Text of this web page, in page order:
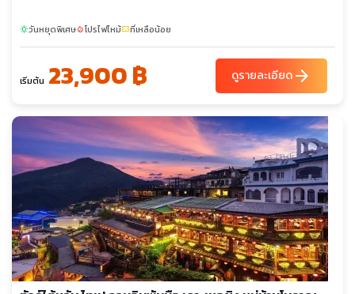
sunnyวันหยุดพิเศษlocal_fire_departmentโปรไฟไหม้confirmation_numberที่เหลือน้อย
เริ่มต้น 23,900 ฿ ดูรายละเอียดarrow_forward